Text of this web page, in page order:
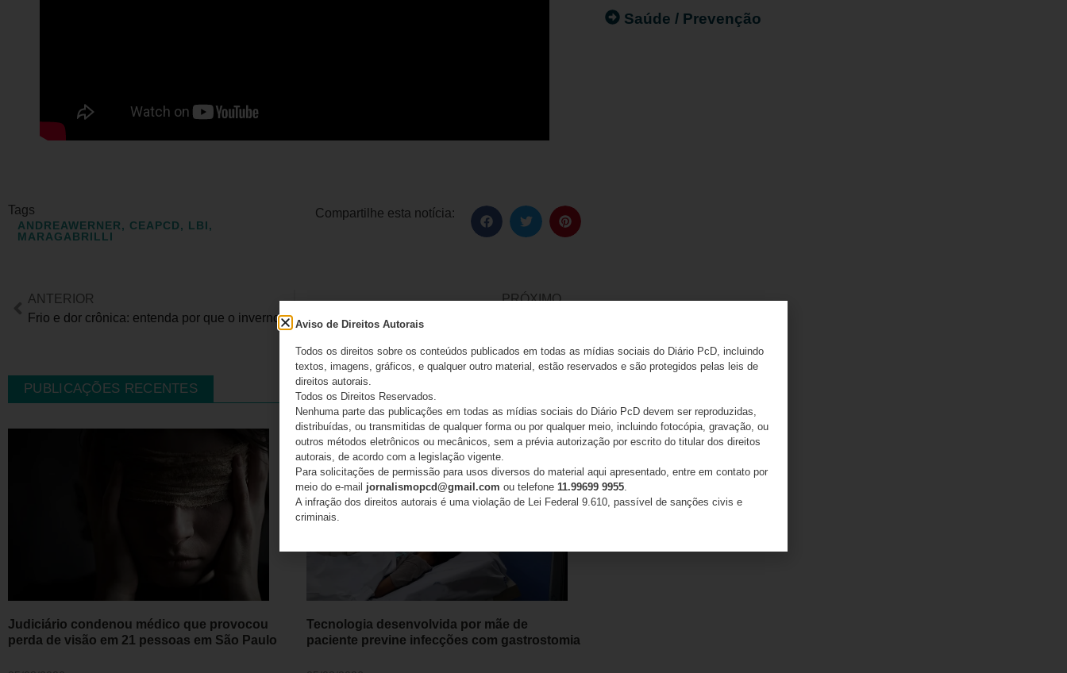
Tags
ANDREAWERNER, CEAPCD, LBI,
MARAGABRILLI
Compartilhe esta notícia:
ANTERIOR
Frio e dor crônica: entenda por que o inverno pode piorar os sintomas e como aliviar
PRÓXIMO
PUBLICAÇÕES RECENTES
Judiciário condenou médico que provocou
perda de visão em 21 pessoas em São Paulo
Tecnologia desenvolvida por mãe de
paciente previne infecções com gastrostomia
Saúde / Prevenção
Aviso de Direitos Autorais
Todos os direitos sobre os conteúdos publicados em todas as mídias sociais do Diário PcD, incluindo
textos, imagens, gráficos, e qualquer outro material, estão reservados e são protegidos pelas leis de
direitos autorais.
Todos os Direitos Reservados.
Nenhuma parte das publicações em todas as mídias sociais do Diário PcD devem ser reproduzidas,
distribuídas, ou transmitidas de qualquer forma ou por qualquer meio, incluindo fotocópia, gravação, ou
outros métodos eletrônicos ou mecânicos, sem a prévia autorização por escrito do titular dos direitos
autorais, de acordo com a legislação vigente.
Para solicitações de permissão para usos diversos do material aqui apresentado, entre em contato por
meio do e-mail jornalismopcd@gmail.com ou telefone 11.99699 9955
A infração dos direitos autorais é uma violação de Lei Federal 9.610, passível de sanções civis e
criminais.